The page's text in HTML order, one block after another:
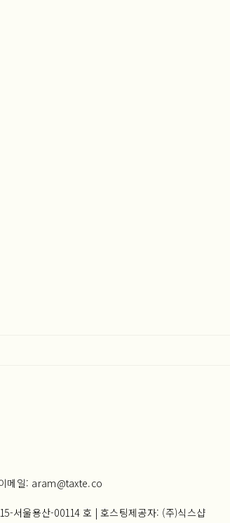
메일: aram@taxte.co
서울용산-00114 호 | 호스팅제공자: (주)식스샵